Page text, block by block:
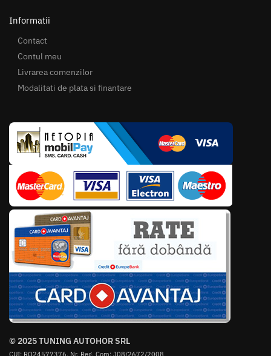
Informatii
Contact
Contul meu
Livrarea comenzilor
Modalitati de plata si finantare
© 2025 TUNING AUTOHOR SRL
CUI: RO24577376, Nr. Reg. Com: J08/2672/2008